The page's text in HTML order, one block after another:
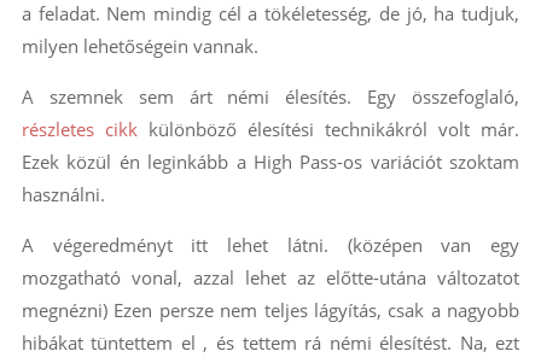
a feladat. Nem mindig cél a tökéletesség, de jó, ha tudjuk,
milyen lehetőségein vannak.
A szemnek sem árt némi élesítés. Egy összefoglaló,
részletes cikkkülönböző élesítési technikákról volt már.
Ezek közül én leginkább a High Pass-os variációt szoktam
használni.
A végeredményt itt lehet látni. (középen van egy
mozgatható vonal, azzal lehet az előtte-utána változatot
megnézni) Ezen persze nem teljes lágyítás, csak a nagyobb
hibákat tüntettem el , és tettem rá némi élesítést. Na, ezt